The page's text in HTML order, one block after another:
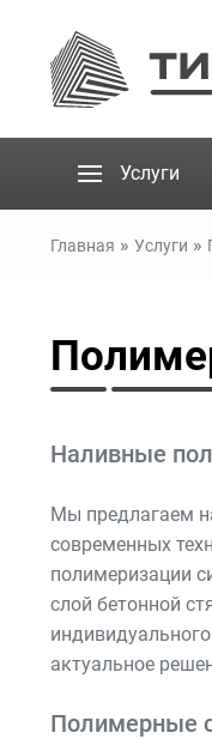
Услуги
Главная » Услуги »
Наливные
Мы предлагаем
современных
полимеризации
слой бетонной
актуальное
Полимерные